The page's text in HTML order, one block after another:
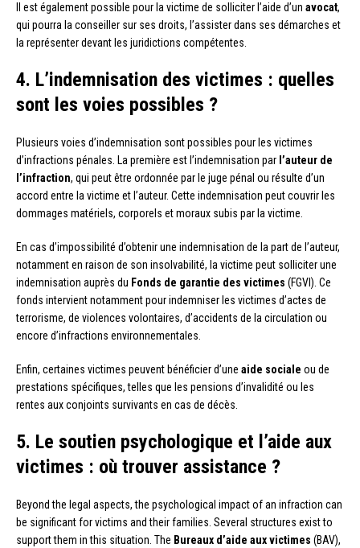
Il est également possible pour la victime de solliciter l’aide d’un avocat,
qui pourra la conseiller sur ses droits, l’assister dans ses démarches et
la représenter devant les juridictions compétentes.
4. L’indemnisation des victimes : quelles
sont les voies possibles ?
Plusieurs voies d’indemnisation sont possibles pour les victimes
d’infractions pénales. La première est l’indemnisation par l’auteur de
l’infraction, qui peut être ordonnée par le juge pénal ou résulte d’un
accord entre la victime et l’auteur. Cette indemnisation peut couvrir les
dommages matériels, corporels et moraux subis par la victime.
En cas d’impossibilité d’obtenir une indemnisation de la part de l’auteur,
notamment en raison de son insolvabilité, la victime peut solliciter une
indemnisation auprès du Fonds de garantie des victimes (FGVI). Ce
fonds intervient notamment pour indemniser les victimes d’actes de
terrorisme, de violences volontaires, d’accidents de la circulation ou
encore d’infractions environnementales.
Enfin, certaines victimes peuvent bénéficier d’une aide sociale ou de
prestations spécifiques, telles que les pensions d’invalidité ou les
rentes aux conjoints survivants en cas de décès.
5. Le soutien psychologique et l’aide aux
victimes : où trouver assistance ?
Beyond the legal aspects, the psychological impact of an infraction can
be significant for victims and their families. Several structures exist to
support them in this situation. The Bureaux d’aide aux victimes (BAV),